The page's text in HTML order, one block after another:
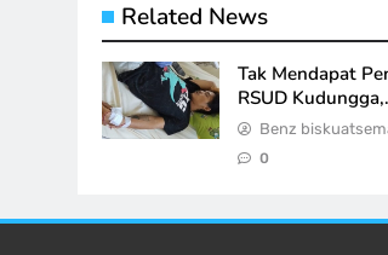
Related News
Tak Mendapat
RSUD
Benz
0